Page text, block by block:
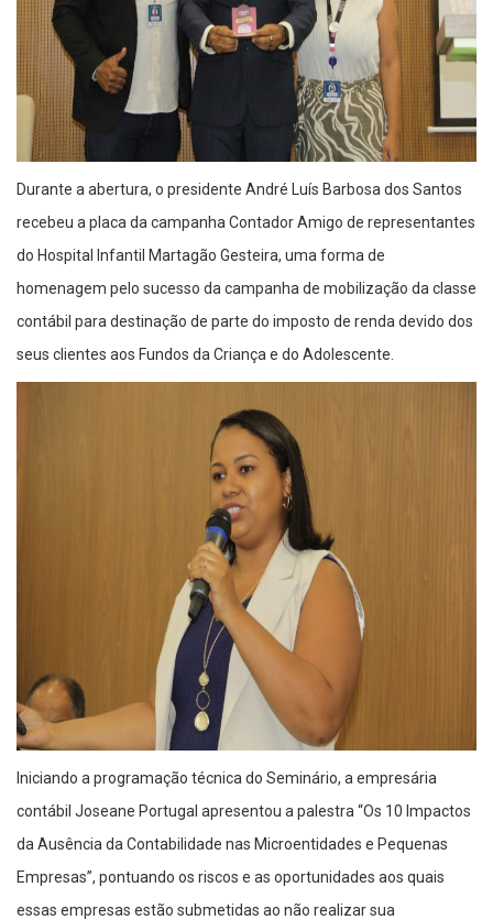
Durante a abertura, o presidente André Luís Barbosa dos Santos
recebeu a placa da campanha Contador Amigo de representantes
do Hospital Infantil Martagão Gesteira, uma forma de
homenagem pelo sucesso da campanha de mobilização da classe
contábil para destinação de parte do imposto de renda devido dos
seus clientes aos Fundos da Criança e do Adolescente.
Iniciando a programação técnica do Seminário, a empresária
contábil Joseane Portugal apresentou a palestra “Os 10 Impactos
da Ausência da Contabilidade nas Microentidades e Pequenas
Empresas”, pontuando os riscos e as oportunidades aos quais
essas empresas estão submetidas ao não realizar sua